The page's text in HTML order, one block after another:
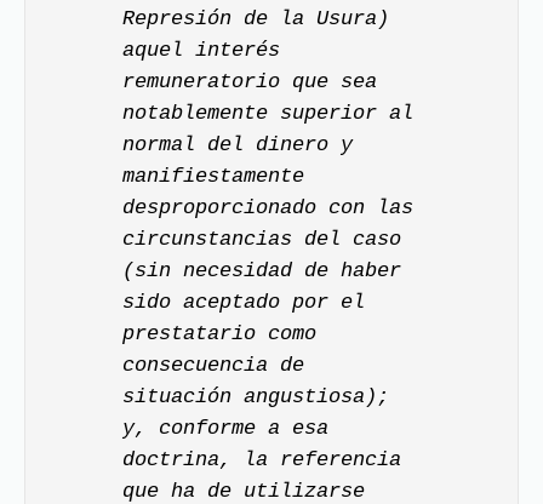
Represión de la Usura)
aquel interés
remuneratorio que sea
notablemente superior al
normal del dinero y
manifiestamente
desproporcionado con las
circunstancias del caso
(sin necesidad de haber
sido aceptado por el
prestatario como
consecuencia de
situación angustiosa);
y, conforme a esa
doctrina, la referencia
que ha de utilizarse